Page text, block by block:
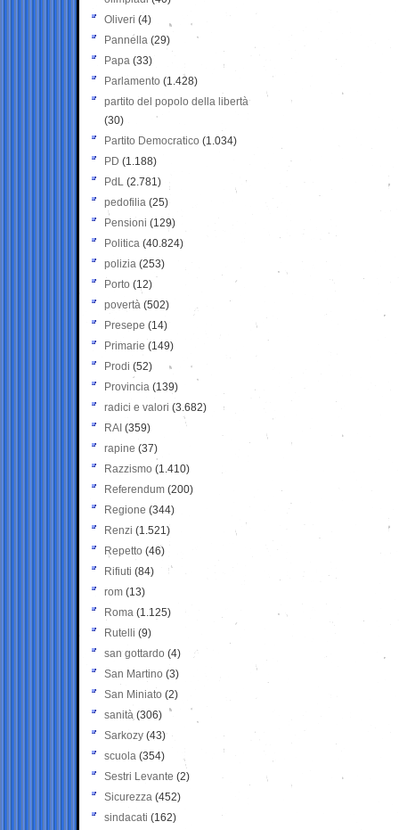
Oliveri (4)
Pannella (29)
Papa (33)
Parlamento (1.428)
partito del popolo della libertà
(30)
Partito Democratico (1.034)
PD (1.188)
PdL (2.781)
pedofilia (25)
Pensioni (129)
Politica (40.824)
polizia (253)
Porto (12)
povertà (502)
Presepe (14)
Primarie (149)
Prodi (52)
Provincia (139)
radici e valori (3.682)
RAI (359)
rapine (37)
Razzismo (1.410)
Referendum (200)
Regione (344)
Renzi (1.521)
Repetto (46)
Rifiuti (84)
rom (13)
Roma (1.125)
Rutelli (9)
san gottardo (4)
San Martino (3)
San Miniato (2)
sanità (306)
Sarkozy (43)
scuola (354)
Sestri Levante (2)
Sicurezza (452)
sindacati (162)